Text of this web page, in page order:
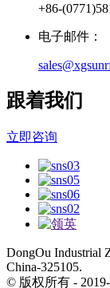
+86-
电子邮件：
跟着我们
立即咨询
DongOu Industrial
China-325105.
© 版权所有 -